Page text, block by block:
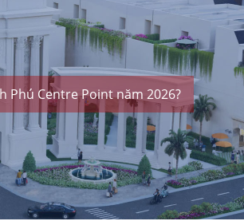
Phú Centre Point năm 2026?